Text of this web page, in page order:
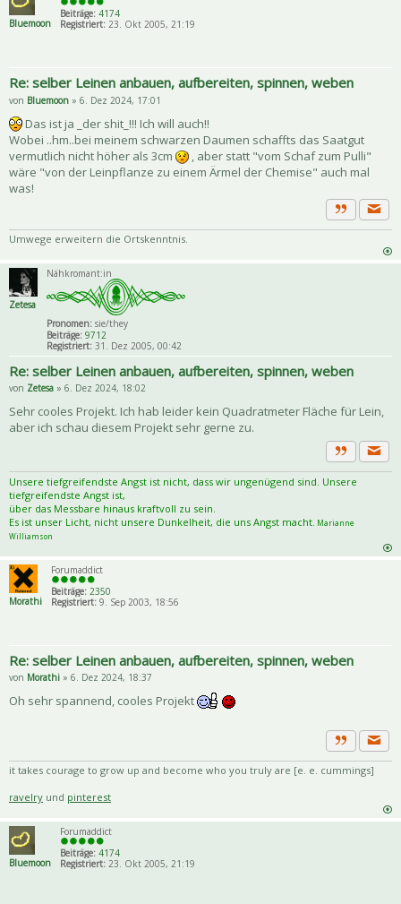
Bluemoon
Beiträge: 4174
Registriert: 23. Okt 2005, 21:19
Re: selber Leinen anbauen, aufbereiten, spinnen, weben
von Bluemoon » 6. Dez 2024, 17:01
Das ist ja _der shit_!!! Ich will auch!!
Wobei ..hm..bei meinem schwarzen Daumen schaffts das Saatgut
vermutlich nicht höher als 3cm
, aber statt "vom Schaf zum Pulli"
wäre "von der Leinpflanze zu einem Ärmel der Chemise" auch mal
was!
Zitat
Umwege erweitern die Ortskenntnis.
Zetesa
Nähkromant:in
Pronomen: sie/they
Beiträge: 9712
Registriert: 31. Dez 2005, 00:42
Re: selber Leinen anbauen, aufbereiten, spinnen, weben
von Zetesa » 6. Dez 2024, 18:02
Sehr cooles Projekt. Ich hab leider kein Quadratmeter Fläche für Lein,
aber ich schau diesem Projekt sehr gerne zu.
Zitat
Unsere tiefgreifendste Angst ist nicht, dass wir ungenügend sind. Unsere
tiefgreifendste Angst ist,
über das Messbare hinaus kraftvoll zu sein.
Es ist unser Licht, nicht unsere Dunkelheit, die uns Angst macht. Marianne
Williamson
Morathi
Forumaddict
Beiträge: 2350
Registriert: 9. Sep 2003, 18:56
Re: selber Leinen anbauen, aufbereiten, spinnen, weben
von Morathi » 6. Dez 2024, 18:37
Oh sehr spannend, cooles Projekt
Zitat
it takes courage to grow up and become who you truly are [e. e. cummings]
ravelry und pinterest
Bluemoon
Forumaddict
Beiträge: 4174
Registriert: 23. Okt 2005, 21:19